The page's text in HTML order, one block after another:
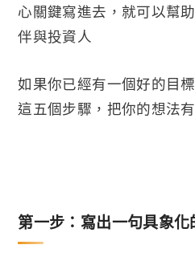
心關鍵寫進去，就可以幫
伴與投資人
如果你已經有一個好的目
這五個步驟，把你的想法
第一步：寫出一句具象化